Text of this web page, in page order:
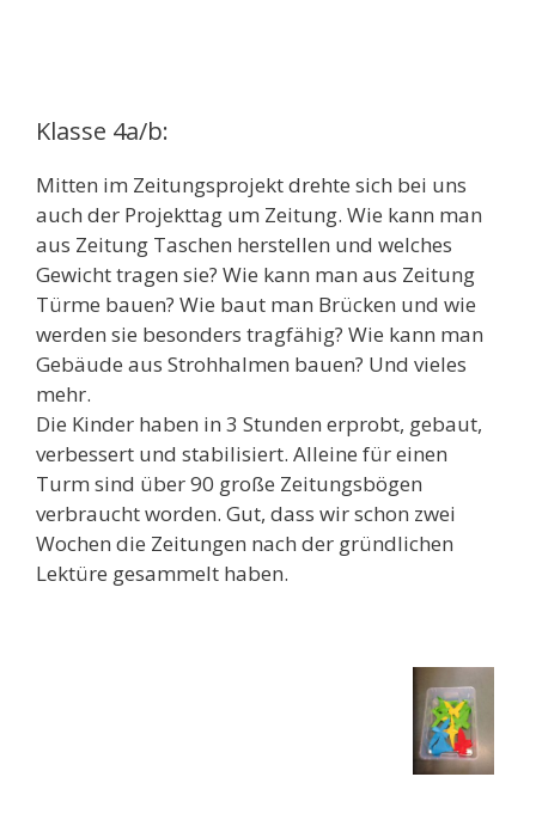
Klasse 4a/b:
Mitten im Zeitungsprojekt drehte sich bei uns
auch der Projekttag um Zeitung. Wie kann man
aus Zeitung Taschen herstellen und welches
Gewicht tragen sie? Wie kann man aus Zeitung
Türme bauen? Wie baut man Brücken und wie
werden sie besonders tragfähig? Wie kann man
Gebäude aus Strohhalmen bauen? Und vieles
mehr.
Die Kinder haben in 3 Stunden erprobt, gebaut,
verbessert und stabilisiert. Alleine für einen
Turm sind über 90 große Zeitungsbögen
verbraucht worden. Gut, dass wir schon zwei
Wochen die Zeitungen nach der gründlichen
Lektüre gesammelt haben.